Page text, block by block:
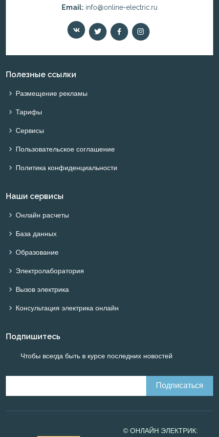
Email: info@online-electric.ru
Полезные ссылки
Размещение рекламы
Тарифы
Сервисы
Пользовательское соглашение
Политика конфиденциальности
Наши сервисы
Онлайн расчеты
База данных
Образование
Электролаборатория
Вызов электрика
Консультация электрика онлайн
Подпишитесь
Чтобы всегда быть в курсе последних новостей
© ОНЛАЙН ЭЛЕКТРИК: